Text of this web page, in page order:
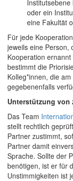
oder ein
eine Fakultät
Für jede
jeweils eine Person,
Kooperation
bestimmt die
Kolleg*innen, die
gegebenenfalls
Unterstützung von
Das Team
stellt rechtlich
Partner zustimmt,
Partner damit
Sprache. Sollte der
benötigen, ist er für
Unstimmigkeiten ist